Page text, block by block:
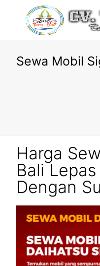
Sewa Mobil
Harga
Bali
Dengan